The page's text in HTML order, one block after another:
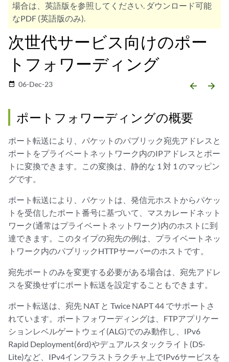
場合は、英語版を参照してください. ダウンロード可能
なPDF (英語版のみ).
次世代サービス向けのポー
トフォワーディング
date_range 06-Dec-23 arrow_backward arrow_forward
ポートフォワーディングの概要
ポート転送により、パケットのパブリック宛先アドレスと
ポートをプライベートネットワーク内のIPアドレスとポー
トに変換できます。この変換は、静的な 1 対 1 のマッピン
グです。
ポート転送により、パケットは、発信元ホストからパケッ
トを受信したポート番号に基づいて、マスカレードネット
ワーク(通常はプライベートネットワーク)内のホストに到
達できます。このタイプの宛先の例は、プライベートネッ
トワーク内のパブリックHTTPサーバーのホストです。
宛先ポートのみを変更する必要がある場合は、宛先アドレ
スを変換せずにポート転送を設定することもできます。
ポート転送は、宛先 NAT と Twice NAPT 44 でサポートさ
れています。ポートフォワーディングは、FTPアプリケー
ションレベルゲートウェイ(ALG)でのみ動作し、IPv6
Rapid Deployment(6rd)やデュアルスタックライト(DS-
Lite)など、IPv4インフラストラクチャ上でIPv6サービスを